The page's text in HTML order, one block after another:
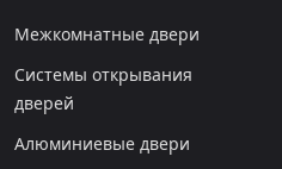
Межкомнатные двери
Системы открывания
дверей
Алюминиевые двери